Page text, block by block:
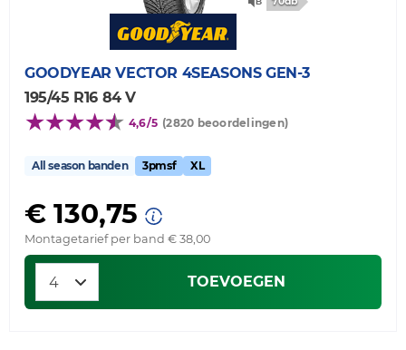
GOODYEAR VECTOR 4SEASONS GEN-3
195/45 R16 84 V
4,6/5 (2820 beoordelingen)
All season banden 3pmsf XL
€ 130,75
Montagetarief per band € 38,00
TOEVOEGEN